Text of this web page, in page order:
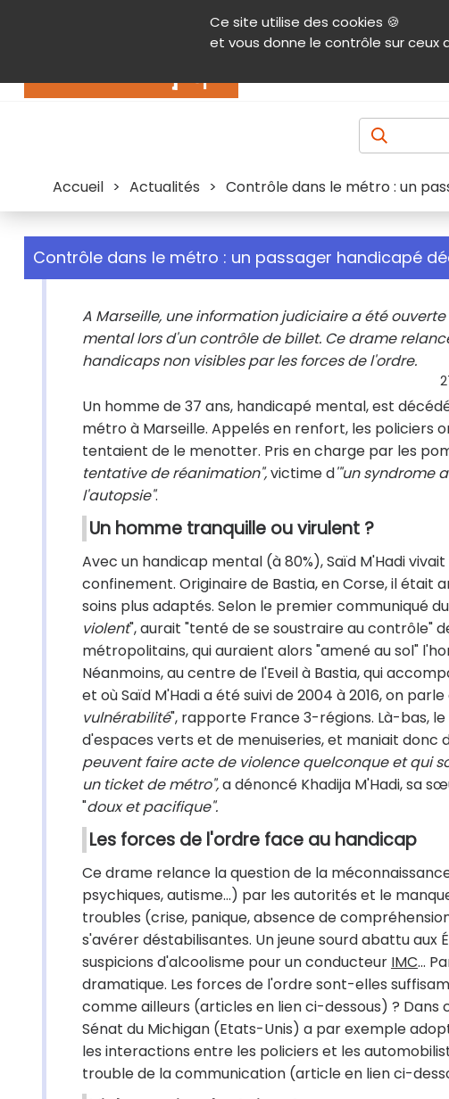
Ce site utilise des cookies 🍪
et vous donne le contrôle sur ceux
Contenu Aide et accessibilité Menu principal
Accueil > Actualités > Contrôle dans le métro : un
Contrôle dans le métro : un passager handicapé
A Marseille, une information judiciaire a été
mental lors d'un contrôle de billet. Ce drame
handicaps non visibles par les forces de l'ordre.
Un homme de 37 ans, handicapé mental, est
métro à Marseille. Appelés en renfort, les policiers
tentaient de le menotter. Pris en charge par les
tentative de réanimation",victime d'"un syndrome
l'autopsie".
Un homme tranquille ou virulent ?
Avec un handicap mental (à 80%), Saïd M'Hadi
confinement. Originaire de Bastia, en Corse, il
soins plus adaptés. Selon le premier communiqué
violent", aurait "tenté de se soustraire au contrôle"
métropolitains, qui auraient alors "amené au sol"
Néanmoins, au centre de l'Eveil à Bastia, qui
et où Saïd M'Hadi a été suivi de 2004 à 2016, on
vulnérabilité", rapporte France 3-régions. Là-bas,
d'espaces verts et de menuiseries, et maniait donc
peuvent faire acte de violence quelconque et qui
un ticket de métro",a dénoncé Khadija M'Hadi, sa
"doux et pacifique".
Les forces de l'ordre face au handicap
Ce drame relance la question de la
psychiques, autisme...) par les autorités et le
troubles (crise, panique, absence de
s'avérer déstabilisantes. Un jeune sourd abattu
suspicions d'alcoolisme pour un conducteur IMC...
dramatique. Les forces de l'ordre sont-elles
comme ailleurs (articles en lien ci-dessous) ?
Sénat du Michigan (Etats-Unis) a par exemple
les interactions entre les policiers et les
trouble de la communication (article en lien ci-